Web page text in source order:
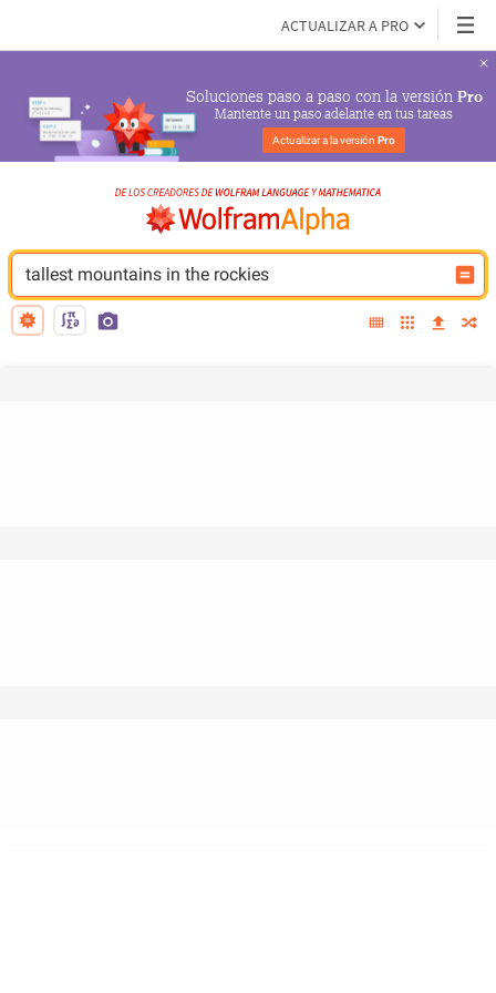
ACTUALIZAR A PRO
Soluciones paso a paso con la versión Pro
Mantente un paso adelante en tus tareas
Actualizar a la versión Pro
tallest mountains in the rockies